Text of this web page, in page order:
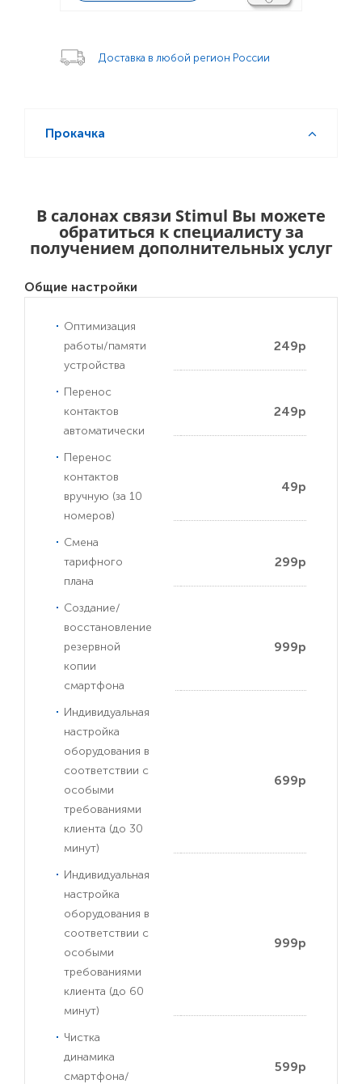
Доставка в любой регион России
Прокачка
В салонах связи Stimul Вы можете
обратиться к специалисту за
получением дополнительных услуг
Общие настройки
Оптимизация
работы/памяти
устройства
249р
Перенос
контактов
автоматически
249р
Перенос
контактов
вручную (за 10
номеров)
49р
Смена
тарифного
плана
299р
Создание/
восстановление
резервной
копии
смартфона
999р
Индивидуальная
настройка
оборудования в
соответствии с
особыми
требованиями
клиента (до 30
минут)
699р
Индивидуальная
настройка
оборудования в
соответствии с
особыми
требованиями
клиента (до 60
минут)
999р
Чистка
динамика
смартфона/
599р